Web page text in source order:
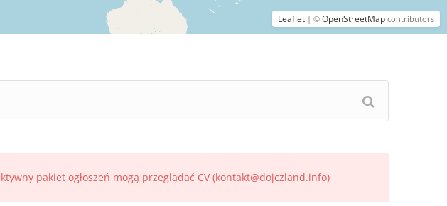
Leaflet | © OpenStreetMap contributors
pakiet ogłoszeń mogą przeglądać CV (kontakt@dojczland.info)